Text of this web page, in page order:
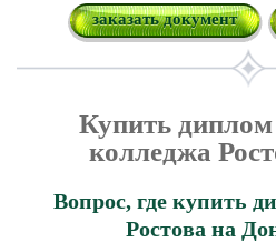
заказать документ
Купить
колледжа
Вопрос, где купить
Ростова на